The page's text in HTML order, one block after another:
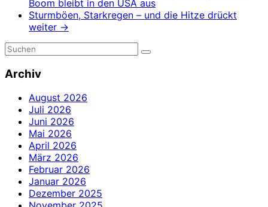
Boom bleibt in den USA aus
Sturmböen, Starkregen – und die Hitze drückt
weiter →
Archiv
August 2026
Juli 2026
Juni 2026
Mai 2026
April 2026
März 2026
Februar 2026
Januar 2026
Dezember 2025